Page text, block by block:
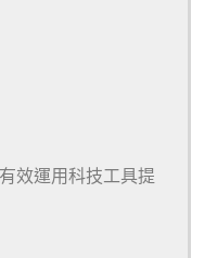
效運用科技工具提